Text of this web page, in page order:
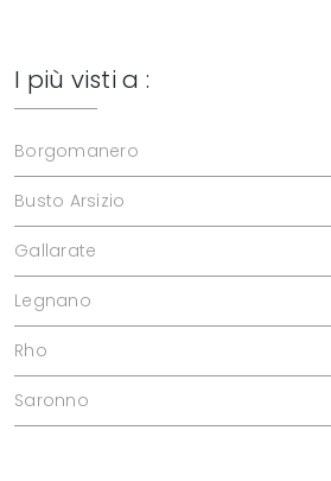
I più visti a :
Borgomanero
Busto Arsizio
Gallarate
Legnano
Rho
Saronno